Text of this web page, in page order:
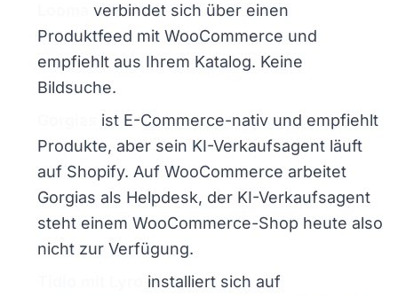
verbindet sich über einen
Produktfeed mit WooCommerce und
empfiehlt aus Ihrem Katalog. Keine
Bildsuche.
ist E-Commerce-nativ und empfiehlt
Produkte, aber sein KI-Verkaufsagent läuft
auf Shopify. Auf WooCommerce arbeitet
Gorgias als Helpdesk, der KI-Verkaufsagent
steht einem WooCommerce-Shop heute also
nicht zur Verfügung.
installiert sich auf